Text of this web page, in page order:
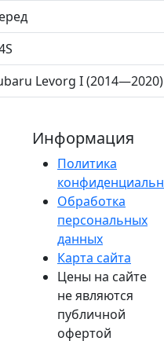
Levorg I (2014—2020)
Информация
Политика
Обработка
персональных
данных
Карта сайта
Цены на сайте
не являются
публичной
офертой